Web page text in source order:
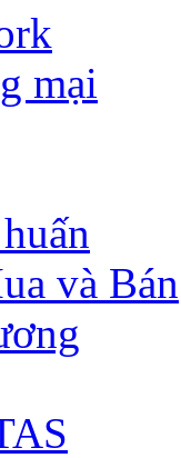
mại
và Bán